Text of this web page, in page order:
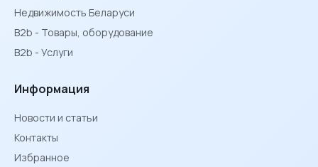
Недвижимость Беларуси
B2b - Товары, оборудование
B2b - Услуги
Информация
Новости и статьи
Контакты
Избранное